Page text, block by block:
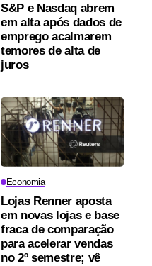
S&P e Nasdaq abrem
em alta após dados de
emprego acalmarem
temores de alta de
juros
Economia
Lojas Renner aposta
em novas lojas e base
fraca de comparação
para acelerar vendas
no 2º semestre; vê